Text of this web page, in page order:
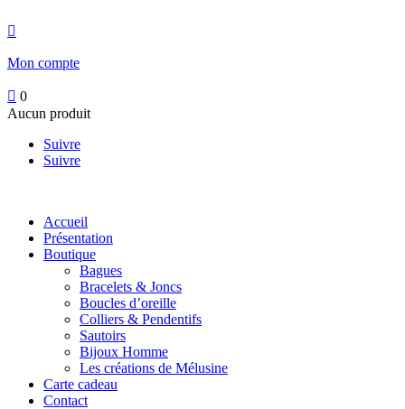

Mon compte
 0
Aucun produit
Suivre
Suivre
Accueil
Présentation
Boutique
Bagues
Bracelets & Joncs
Boucles d’oreille
Colliers & Pendentifs
Sautoirs
Bijoux Homme
Les créations de Mélusine
Carte cadeau
Contact